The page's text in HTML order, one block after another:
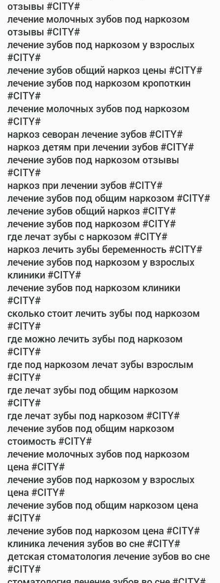
отзывы #CITY#
лечение молочных зубов под наркозом
отзывы #CITY#
лечение зубов под наркозом у взрослых
#CITY#
лечение зубов общий наркоз цены #CITY#
лечение зубов под наркозом кропоткин
#CITY#
лечение молочных зубов под наркозом
#CITY#
наркоз севоран лечение зубов #CITY#
наркоз детям при лечении зубов #CITY#
лечение зубов под наркозом отзывы
#CITY#
наркоз при лечении зубов #CITY#
лечение зубов под общим наркозом #CITY#
лечение зубов общий наркоз #CITY#
лечение зубов под наркозом #CITY#
где лечат зубы с наркозом #CITY#
наркоз лечить зубы беременность #CITY#
лечение зубов под наркозом у взрослых
клиники #CITY#
лечение зубов под наркозом клиники
#CITY#
сколько стоит лечить зубы под наркозом
#CITY#
где можно лечить зубы под наркозом
#CITY#
где под наркозом лечат зубы взрослым
#CITY#
где лечат зубы под общим наркозом
#CITY#
где лечат зубы под наркозом #CITY#
лечение зубов под общим наркозом
стоимость #CITY#
лечение молочных зубов под наркозом
цена #CITY#
лечение зубов под наркозом у взрослых
цена #CITY#
лечение зубов под общим наркозом цена
#CITY#
лечение зубов под наркозом цена #CITY#
клиника лечения зубов во сне #CITY#
детская стоматология лечение зубов во сне
#CITY#